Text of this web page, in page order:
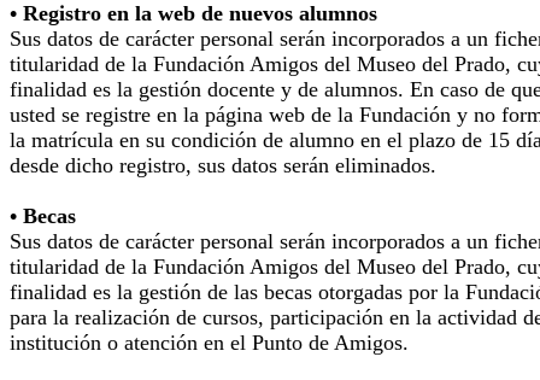
• Registro en la web de nuevos alumnos
Sus datos de carácter personal serán incorporados a un
titularidad de la Fundación Amigos del Museo del Prado,
finalidad es la gestión docente y de alumnos. En caso de
usted se registre en la página web de la Fundación y no
la matrícula en su condición de alumno en el plazo de 15
desde dicho registro, sus datos serán eliminados.
• Becas
Sus datos de carácter personal serán incorporados a un
titularidad de la Fundación Amigos del Museo del Prado,
finalidad es la gestión de las becas otorgadas por la
para la realización de cursos, participación en la actividad
institución o atención en el Punto de Amigos.